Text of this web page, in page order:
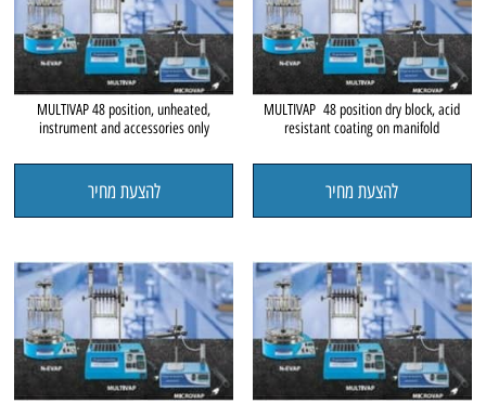
MULTIVAP 48 position dry block, acid
resistant coating on manifold
להצעת מחיר
MULTIVAP 48 position, unheated,
instrument and accessories only
להצעת מחיר